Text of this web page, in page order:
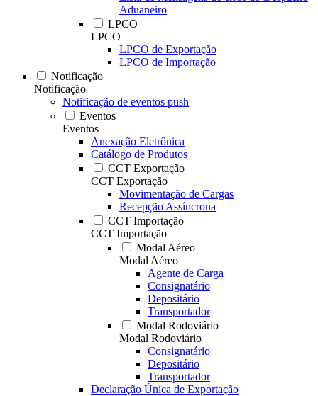
Aduaneiro
LPCO
LPCO
LPCO de Exportação
LPCO de Importação
Notificação
Notificação
Notificação de eventos push
Eventos
Eventos
Anexação Eletrônica
Catálogo de Produtos
CCT Exportação
CCT Exportação
Movimentação de Cargas
Recepção Assíncrona
CCT Importação
CCT Importação
Modal Aéreo
Modal Aéreo
Agente de Carga
Consignatário
Depositário
Transportador
Modal Rodoviário
Modal Rodoviário
Consignatário
Depositário
Transportador
Declaração Única de Exportação